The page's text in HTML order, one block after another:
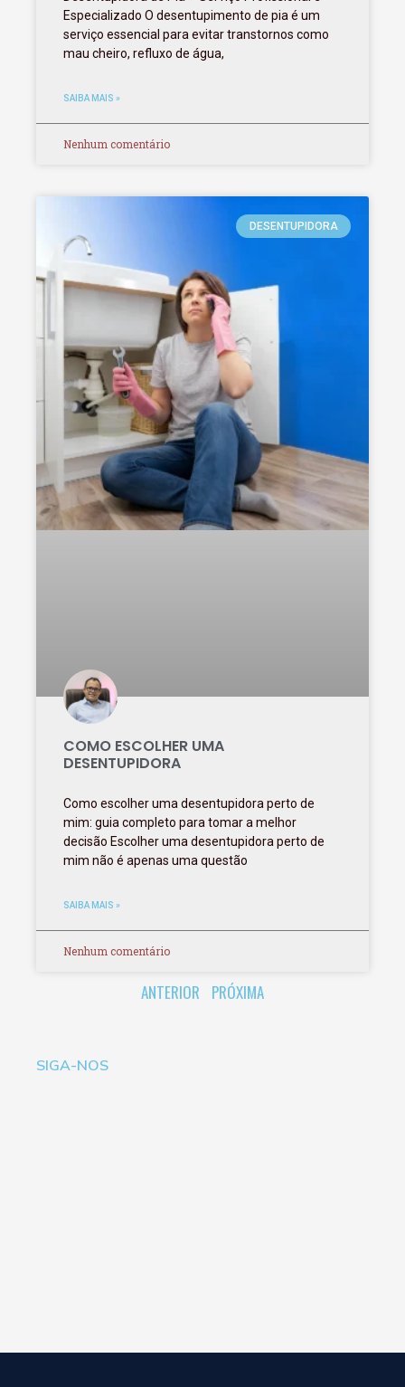
Especializado O desentupimento de pia é um
serviço essencial para evitar transtornos como
mau cheiro, refluxo de água,
SAIBA MAIS »
Nenhum comentário
DESENTUPIDORA
COMO ESCOLHER UMA
DESENTUPIDORA
Como escolher uma desentupidora perto de
mim: guia completo para tomar a melhor
decisão Escolher uma desentupidora perto de
mim não é apenas uma questão
SAIBA MAIS »
Nenhum comentário
ANTERIOR PRÓXIMA
SIGA-NOS